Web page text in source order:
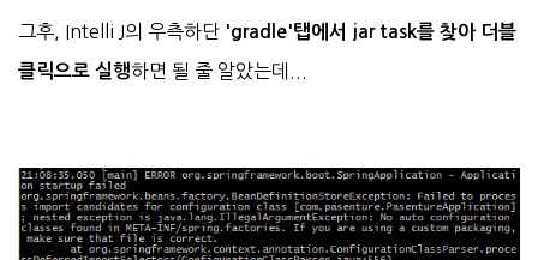
그후, Intelli J의 우측하단 'gradle'탭에서 jar task를 찾아 더블
클릭으로 실행하면 될 줄 알았는데...